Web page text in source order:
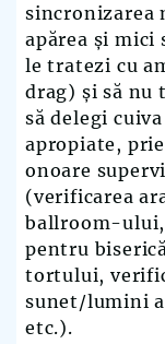
sincronizarea
apărea și mici
le tratezi cu
drag) și să nu
să delegi
apropiate,
onoare
(verificarea
ballroom-ului,
pentru
tortului,
sunet/lumini
etc.).